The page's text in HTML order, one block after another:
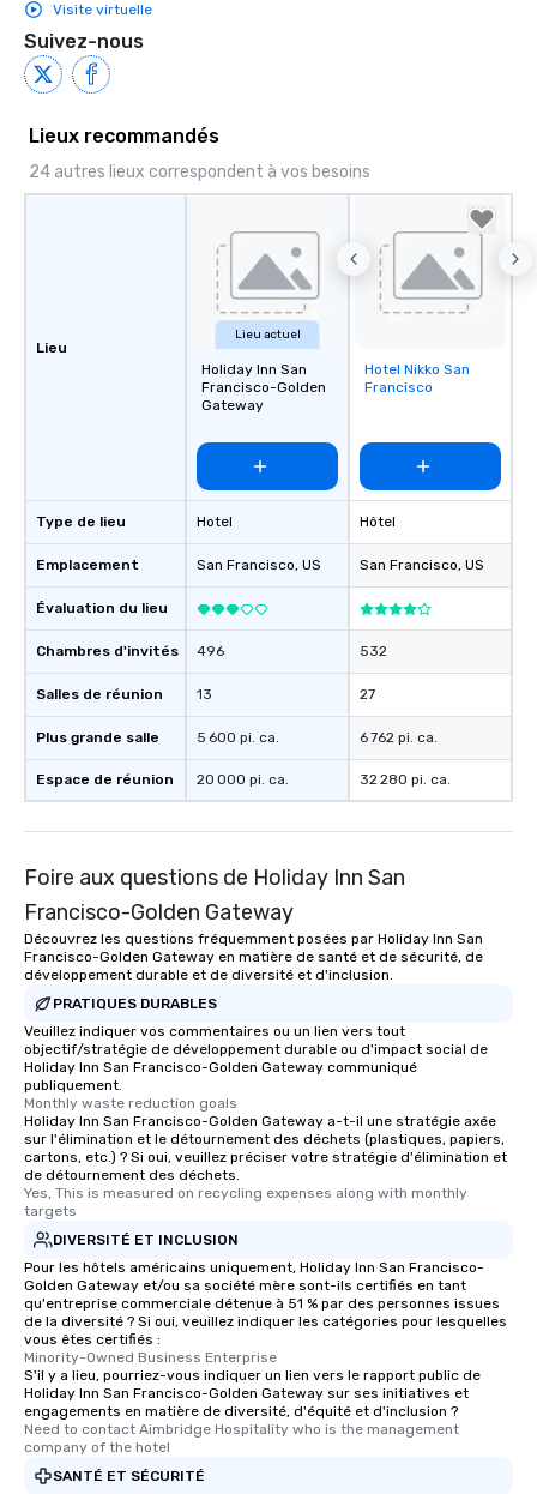
Visite virtuelle
Suivez-nous
Lieux recommandés
24 autres lieux correspondent à vos besoins
Lieu
Type de lieu
Emplacement
Évaluation du lieu
Chambres d'invités
Salles de réunion
Plus grande salle
Espace de réunion
Lieu actuel
Holiday Inn San
Francisco-Golden
Gateway
Hotel
San Francisco, US
496
13
5 600 pi. ca.
20 000 pi. ca.
Removed from
favorites
Hotel Nikko San
Francisco
Hôtel
San Francisco, US
532
27
6 762 pi. ca.
32 280 pi. ca.
Foire aux questions de Holiday Inn San
Francisco-Golden Gateway
Découvrez les questions fréquemment posées par Holiday Inn San
Francisco-Golden Gateway en matière de santé et de sécurité, de
développement durable et de diversité et d'inclusion.
PRATIQUES DURABLES
Veuillez indiquer vos commentaires ou un lien vers tout
objectif/stratégie de développement durable ou d'impact social de
Holiday Inn San Francisco-Golden Gateway communiqué
publiquement.
Monthly waste reduction goals
Holiday Inn San Francisco-Golden Gateway a-t-il une stratégie axée
sur l'élimination et le détournement des déchets (plastiques, papiers,
cartons, etc.) ? Si oui, veuillez préciser votre stratégie d'élimination et
de détournement des déchets.
Yes, This is measured on recycling expenses along with monthly
targets
DIVERSITÉ ET INCLUSION
Pour les hôtels américains uniquement, Holiday Inn San Francisco-
Golden Gateway et/ou sa société mère sont-ils certifiés en tant
qu'entreprise commerciale détenue à 51 % par des personnes issues
de la diversité ? Si oui, veuillez indiquer les catégories pour lesquelles
vous êtes certifiés :
Minority-Owned Business Enterprise
S'il y a lieu, pourriez-vous indiquer un lien vers le rapport public de
Holiday Inn San Francisco-Golden Gateway sur ses initiatives et
engagements en matière de diversité, d'équité et d'inclusion ?
Need to contact Aimbridge Hospitality who is the management
company of the hotel
SANTÉ ET SÉCURITÉ